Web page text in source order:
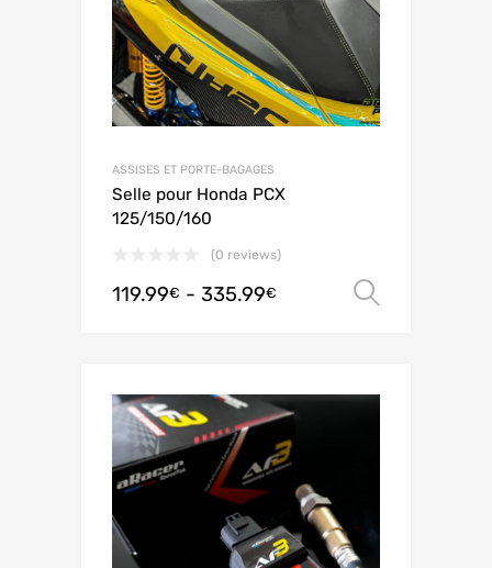
ASSISES ET PORTE-BAGAGES
Selle pour Honda PCX
125/150/160
(0 reviews)
119.99€ - 335.99€